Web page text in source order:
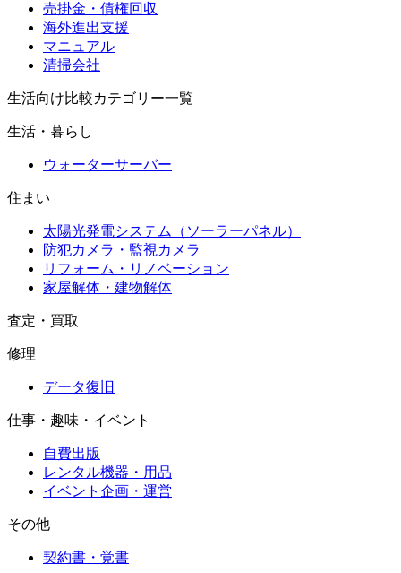
売掛金・債権回収
海外進出支援
マニュアル
清掃会社
生活向け比較カテゴリー一覧
生活・暮らし
ウォーターサーバー
住まい
太陽光発電システム（ソーラーパネル）
防犯カメラ・監視カメラ
リフォーム・リノベーション
家屋解体・建物解体
査定・買取
修理
データ復旧
仕事・趣味・イベント
自費出版
レンタル機器・用品
イベント企画・運営
その他
契約書・覚書